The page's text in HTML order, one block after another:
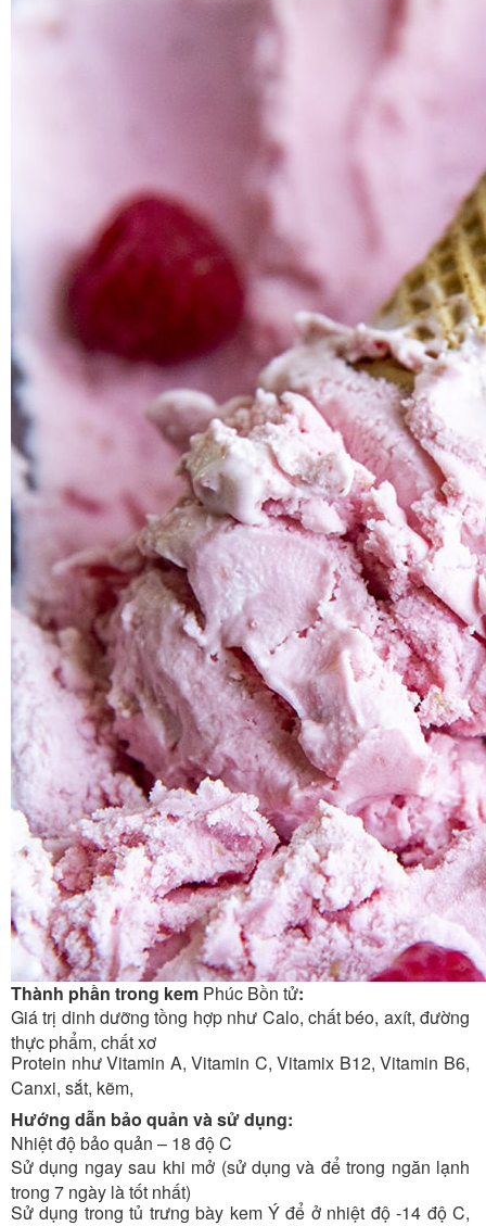
Thành phần trong kem Phúc Bồn tử:
Giá trị dinh dưỡng tồng hợp như Calo, chất béo, axít, đường
thực phẩm, chất xơ
Protein như Vitamin A, Vitamin C, Vitamix B12, Vitamin B6,
Canxi, sắt, kẽm,
Hướng dẫn bảo quản và sử dụng:
Nhiệt độ bảo quản – 18 độ C
Sử dụng ngay sau khi mở (sử dụng và để trong ngăn lạnh
trong 7 ngày là tốt nhất)
Sử dụng trong tủ trưng bày kem Ý để ở nhiệt độ -14 độ C,